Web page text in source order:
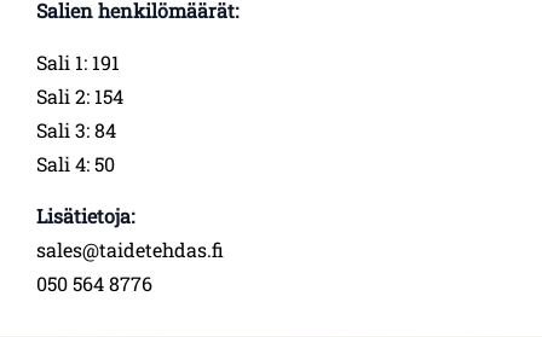
Salien henkilömäärät:
Sali 1: 191
Sali 2: 154
Sali 3: 84
Sali 4: 50
Lisätietoja:
sales@taidetehdas.fi
050 564 8776